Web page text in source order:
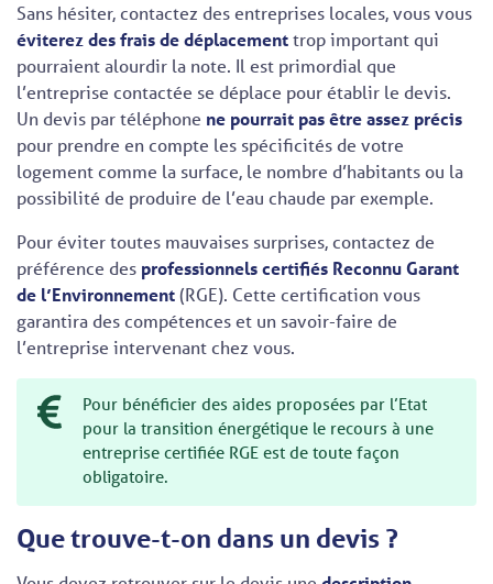
Sans hésiter, contactez des entreprises locales, vous vous
éviterez des frais de déplacementtrop important qui
pourraient alourdir la note. Il est primordial que
l’entreprise contactée se déplace pour établir le devis.
Un devis par téléphone ne pourrait pas être assez précis
pour prendre en compte les spécificités de votre
logement comme la surface, le nombre d’habitants ou la
possibilité de produire de l’eau chaude par exemple.
Pour éviter toutes mauvaises surprises, contactez de
préférence des professionnels certifiés Reconnu Garant
de l’Environnement(RGE). Cette certification vous
garantira des compétences et un savoir-faire de
l’entreprise intervenant chez vous.
Pour bénéficier des aides proposées par l’Etat
pour la transition énergétique le recours à une
entreprise certifiée RGE est de toute façon
obligatoire.
Que trouve-t-on dans un devis ?